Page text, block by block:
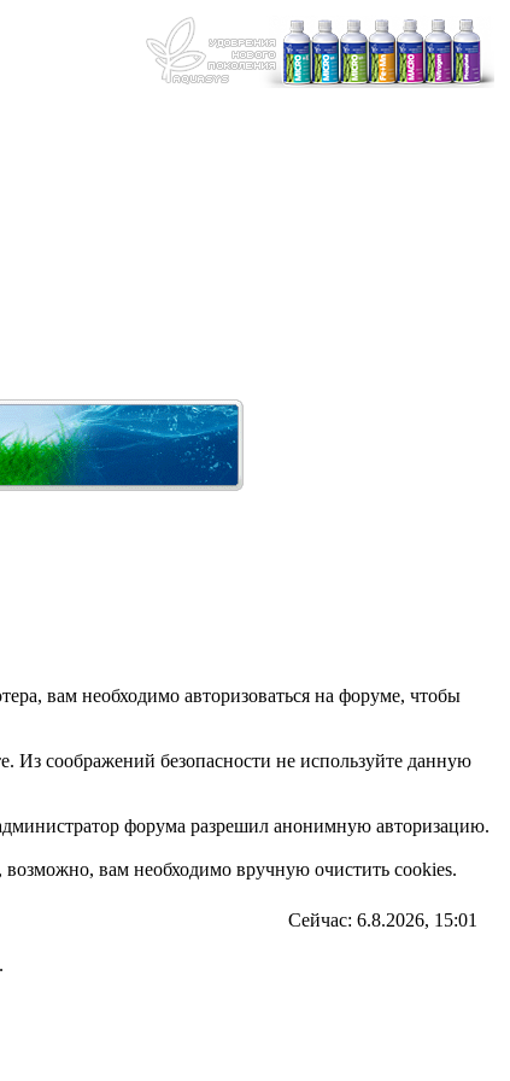
вам необходимо авторизоваться на форуме, чтобы
Из соображений безопасности не используйте данную
форума разрешил анонимную авторизацию.
вам необходимо вручную очистить cookies.
Сейчас: 6.8.2026, 15:01
.